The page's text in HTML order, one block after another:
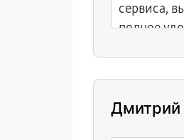
сервиса,
полное